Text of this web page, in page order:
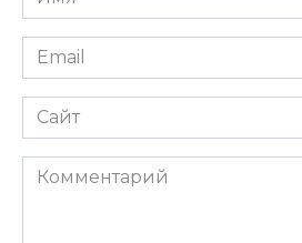
*
Email
*
Сайт
Комментарий